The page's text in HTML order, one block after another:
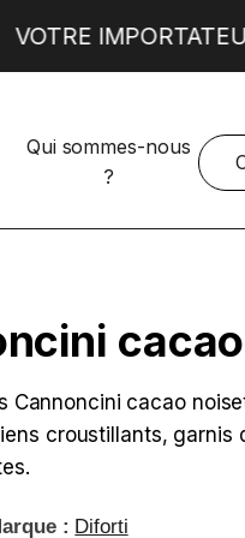
VOTRE
Beignets
Qui sommes-nous
?
Cannoncini cacao
croustillants, garnis
: Diforti